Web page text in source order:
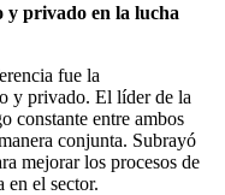
y privado en la lucha
fue la
y privado. El líder de la
constante entre ambos
conjunta. Subrayó
mejorar los procesos de
en el sector.